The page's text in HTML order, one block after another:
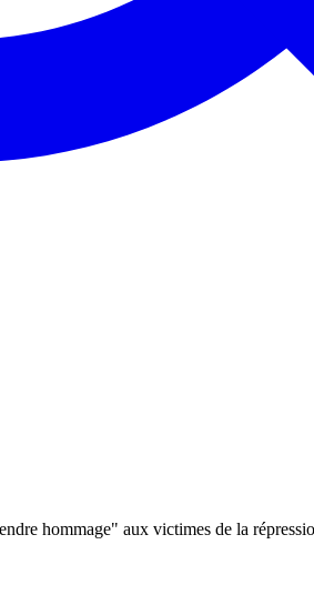
hommage" aux victimes de la